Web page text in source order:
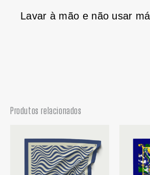
Lavar à mão e não usar
Produtos relacionados